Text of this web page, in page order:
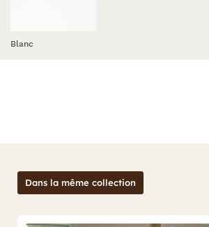
Blanc
Dans la même collection